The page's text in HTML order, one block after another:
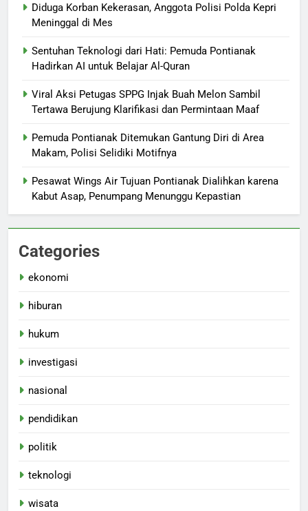
Diduga Korban Kekerasan, Anggota Polisi Polda Kepri
Meninggal di Mes
Sentuhan Teknologi dari Hati: Pemuda Pontianak
Hadirkan AI untuk Belajar Al-Quran
Viral Aksi Petugas SPPG Injak Buah Melon Sambil
Tertawa Berujung Klarifikasi dan Permintaan Maaf
Pemuda Pontianak Ditemukan Gantung Diri di Area
Makam, Polisi Selidiki Motifnya
Pesawat Wings Air Tujuan Pontianak Dialihkan karena
Kabut Asap, Penumpang Menunggu Kepastian
Categories
ekonomi
hiburan
hukum
investigasi
nasional
pendidikan
politik
teknologi
wisata